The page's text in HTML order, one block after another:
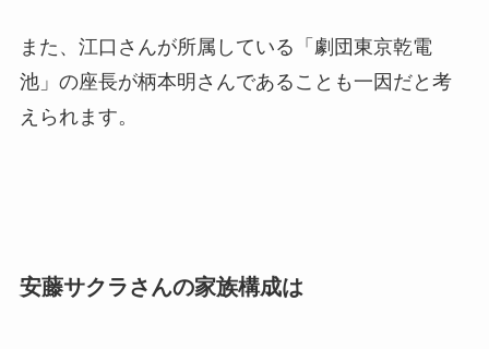
また、江口さんが所属している「劇団東京乾電
池」の座長が柄本明さんであることも一因だと考
えられます。
安藤サクラさんの家族構成は